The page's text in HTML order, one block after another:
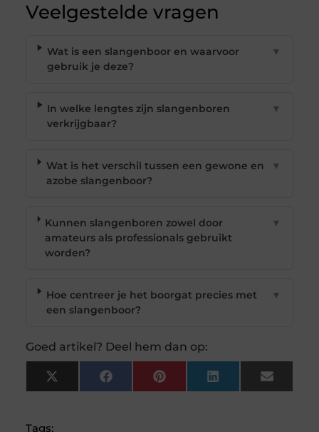
Veelgestelde vragen
Wat is een slangenboor en waarvoor
gebruik je deze?
▼
In welke lengtes zijn slangenboren
verkrijgbaar?
▼
Wat is het verschil tussen een gewone en
azobe slangenboor?
▼
Kunnen slangenboren zowel door
amateurs als professionals gebruikt
worden?
▼
Hoe centreer je het boorgat precies met
een slangenboor?
▼
Goed artikel? Deel hem dan op:
X
(Twitter)
FacebookPinterest LinkedIn Email
Tags: